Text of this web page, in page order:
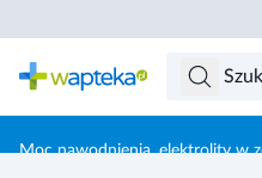
Moc nawodnienia, elektrolity w